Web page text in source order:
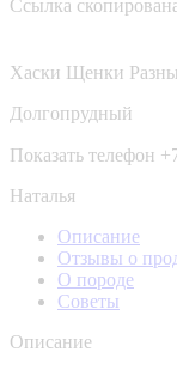
Ссылка
Хаски Щенки
Долгопрудный
Показать телефон
Наталья
Описание
Отзывы о
О породе
Советы
Описание